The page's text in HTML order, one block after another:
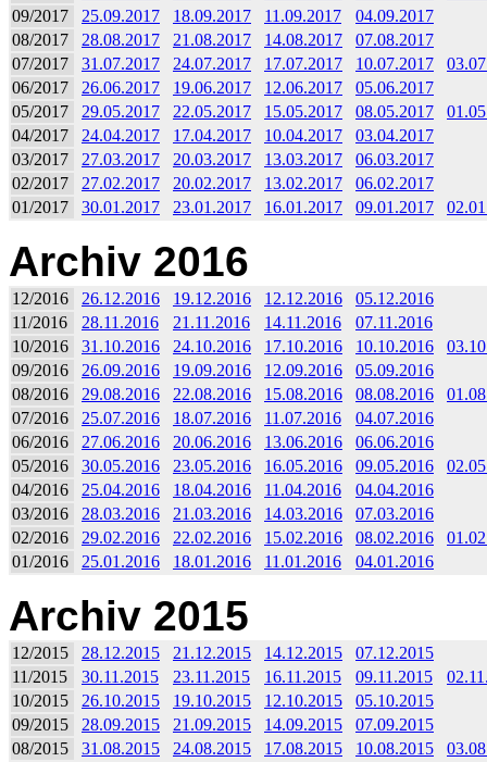
09/2017
25.09.2017 18.09.2017 11.09.2017
04.09.2017
08/2017
28.08.2017 21.08.2017 14.08.2017
07.08.2017
07/2017
31.07.2017 24.07.2017 17.07.2017 10.07.2017
06/2017
26.06.2017 19.06.2017 12.06.2017
05.06.2017
05/2017
29.05.2017 22.05.2017 15.05.2017 08.05.2017
04/2017
24.04.2017 17.04.2017 10.04.2017
03.04.2017
03/2017
27.03.2017 20.03.2017 13.03.2017
06.03.2017
02/2017
27.02.2017 20.02.2017 13.02.2017
06.02.2017
01/2017
30.01.2017 23.01.2017 16.01.2017 09.01.2017
Archiv 2016
12/2016 26.12.2016 19.12.2016 12.12.2016
05.12.2016
11/2016
28.11.2016 21.11.2016 14.11.2016
07.11.2016
10/2016
31.10.2016 24.10.2016 17.10.2016 10.10.2016
09/2016
26.09.2016 19.09.2016 12.09.2016
05.09.2016
08/2016
29.08.2016 22.08.2016 15.08.2016 08.08.2016
07/2016
25.07.2016 18.07.2016 11.07.2016
04.07.2016
06/2016
27.06.2016 20.06.2016 13.06.2016
06.06.2016
05/2016
30.05.2016 23.05.2016 16.05.2016 09.05.2016
04/2016
25.04.2016 18.04.2016 11.04.2016
04.04.2016
03/2016
28.03.2016 21.03.2016 14.03.2016
07.03.2016
02/2016
29.02.2016 22.02.2016 15.02.2016 08.02.2016
01/2016
25.01.2016 18.01.2016 11.01.2016 04.01.2016
Archiv 2015
12/2015 28.12.2015 21.12.2015 14.12.2015
07.12.2015
11/2015
30.11.2015 23.11.2015 16.11.2015 09.11.2015
10/2015
26.10.2015 19.10.2015 12.10.2015
05.10.2015
09/2015
28.09.2015 21.09.2015 14.09.2015
07.09.2015
08/2015
31.08.2015 24.08.2015 17.08.2015 10.08.2015